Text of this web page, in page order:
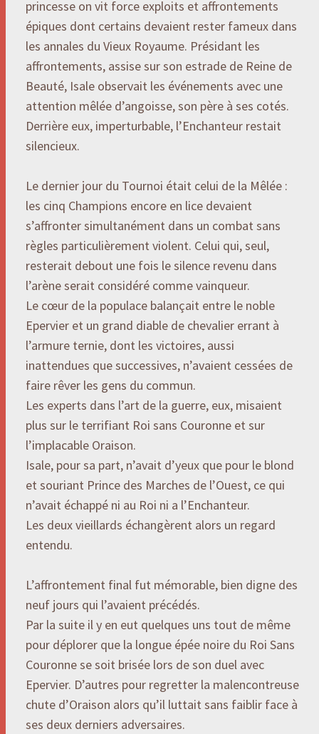
princesse on vit force exploits et affrontements
épiques dont certains devaient rester fameux dans
les annales du Vieux Royaume. Présidant les
affrontements, assise sur son estrade de Reine de
Beauté, Isale observait les événements avec une
attention mêlée d’angoisse, son père à ses cotés.
Derrière eux, imperturbable, l’Enchanteur restait
silencieux.
Le dernier jour du Tournoi était celui de la Mêlée :
les cinq Champions encore en lice devaient
s’affronter simultanément dans un combat sans
règles particulièrement violent. Celui qui, seul,
resterait debout une fois le silence revenu dans
l’arène serait considéré comme vainqueur.
Le cœur de la populace balançait entre le noble
Epervier et un grand diable de chevalier errant à
l’armure ternie, dont les victoires, aussi
inattendues que successives, n’avaient cessées de
faire rêver les gens du commun.
Les experts dans l’art de la guerre, eux, misaient
plus sur le terrifiant Roi sans Couronne et sur
l’implacable Oraison.
Isale, pour sa part, n’avait d’yeux que pour le blond
et souriant Prince des Marches de l’Ouest, ce qui
n’avait échappé ni au Roi ni a l’Enchanteur.
Les deux vieillards échangèrent alors un regard
entendu.
L’affrontement final fut mémorable, bien digne des
neuf jours qui l’avaient précédés.
Par la suite il y en eut quelques uns tout de même
pour déplorer que la longue épée noire du Roi Sans
Couronne se soit brisée lors de son duel avec
Epervier. D’autres pour regretter la malencontreuse
chute d’Oraison alors qu’il luttait sans faiblir face à
ses deux derniers adversaires.